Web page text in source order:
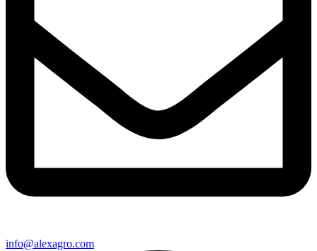
info@alexagro.com